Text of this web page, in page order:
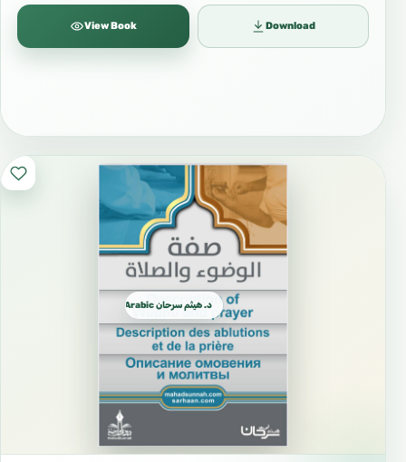
View Book Download
د. هيثم سرحان Arabic العربية